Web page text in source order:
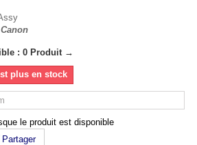
: 0 Produit →
plus en stock
le produit est disponible
Partager